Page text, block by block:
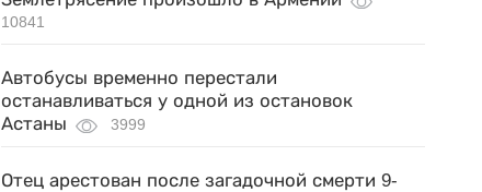
10841
Автобусы временно перестали
останавливаться у одной из остановок
Астаны
3999
Отец арестован после загадочной смерти 9-